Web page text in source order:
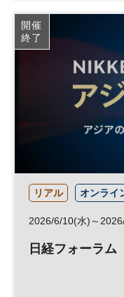
開催
終了
リアル オンライ
2026/6/10(水)～
日経フォーラ